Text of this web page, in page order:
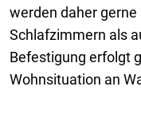
werden daher gerne
Schlafzimmern als
Befestigung erfolgt
Wohnsituation an